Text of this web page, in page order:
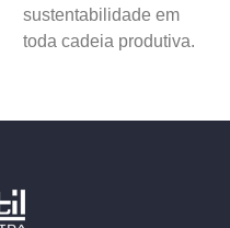
sustentabilidade em
toda cadeia produtiva.